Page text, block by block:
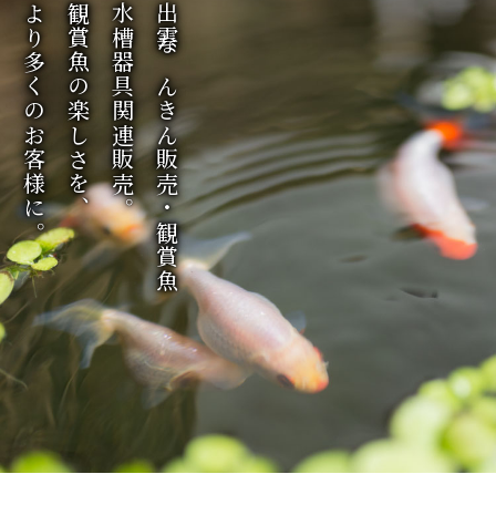
出雲なんきん販売・観賞魚
水槽器具関連販売。
観賞魚の楽しさを、
より多くのお客様に。